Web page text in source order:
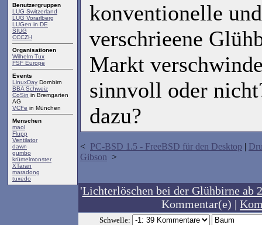
Benutzergruppen
LUG Switzerland
LUG Vorarlberg
LUGen in DE
SIUG
CCCZH
Organisationen
Wilhelm Tux
FSF Europe
Events
LinuxDay Dornbirn
BBA Schweiz
CoSin in Bremgarten
AG
VCFe in München
Menschen
maol
Flupp
Ventilator
dawn
gumbo
krümelmonster
XTaran
maradong
tuxedo
konventionelle
verschrieene
Markt
sinnvoll oder
dazu?
< PC-BSD 1.5 - FreeBSD für den Desktop |
Gibson >
'Lichterlöschen bei der Glühbirne ab
Kommentar(e) |
Schwelle: